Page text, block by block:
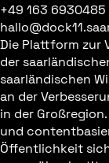
+49 163 6930485
Die Plattform zur
der
saarländischen
an der
in der
und
Öffentlichkeit